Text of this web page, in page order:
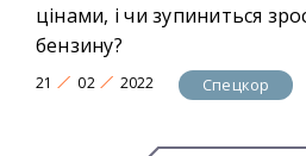
цінами, і чи зупиниться
бензину?
21 02 2022 Спецкор